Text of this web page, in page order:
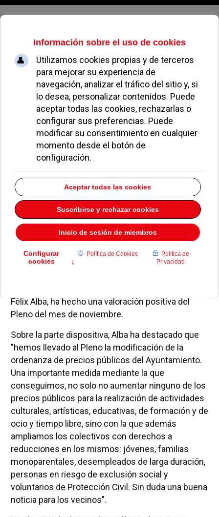
Sábado, 08 de agosto de 2026
Félix Alba destaca la congelación
y reducción de los precios en
actividades culturales
REDACCIÓN NOTICIAS DE POZUELO 22 NOVIEMBRE 2016
Félix Alba, ha hecho una valoración positiva del
Pleno del mes de noviembre.
Sobre la parte dispositiva, Alba ha destacado que
"hemos llevado al Pleno la modificación de la
ordenanza de precios públicos del Ayuntamiento.
Una importante medida mediante la que
conseguimos, no solo no aumentar ninguno de los
precios públicos para la realización de actividades
culturales, artísticas, educativas, de formación y de
ocio y tiempo libre, sino con la que además
ampliamos los colectivos con derechos a
reducciones en los mismos: jóvenes, familias
monoparentales, desempleados de larga duración,
personas en riesgo de exclusión social y
voluntarios de Protección Civil. Sin duda una buena
noticia para los vecinos".